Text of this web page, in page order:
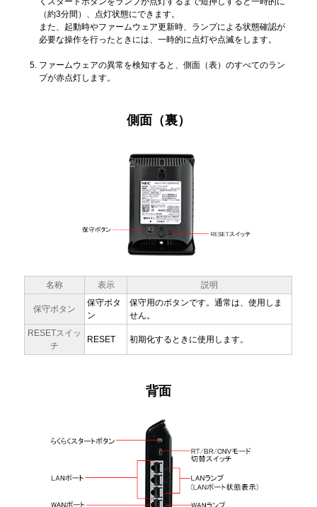
（約3分間）、点灯状態にできます。
また、起動時やファームウェア更新時、ランプによる状態確認が
必要な操作を行ったときには、一時的に点灯や点滅をします。
ファームウェアの異常を検知すると、側面（表）のすべてのラン
プが赤点灯します。
側面（裏）
名称 表示 説明
保守ボタン
保守ボタ
ン
保守用のボタンです。通常は、使用しま
せん。
RESETスイッ
チ
RESET 初期化するときに使用します。
背面